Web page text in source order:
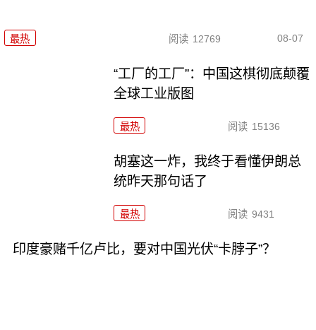
最热 阅读 12769 08-07
“工厂的工厂”：中国这棋彻底颠覆
全球工业版图
最热 阅读 15136
胡塞这一炸，我终于看懂伊朗总
统昨天那句话了
最热 阅读 9431
印度豪赌千亿卢比，要对中国光伏“卡脖子”？